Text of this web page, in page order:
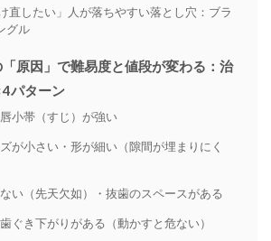
直したい」人が落ちやすい落とし穴：ブラ
グル
原因」で難易度と値段が変わる：治
パターン
小帯（すじ）が強い
が小さい・形が細い（隙間が埋まりにく
い（先天欠如）・抜歯のスペースがある
ぐき下がりがある（動かすと危ない）